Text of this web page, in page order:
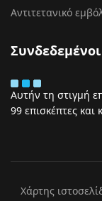
Αντιτετανικό
Συνδεδεμένοι
Αυτήν τη στιγμή
99 επισκέπτες και
Χάρτης